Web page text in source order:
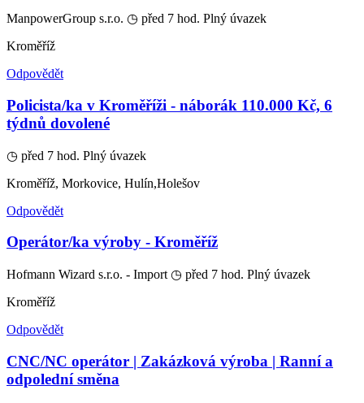
ManpowerGroup s.r.o. ◷ před 7 hod. Plný úvazek
Kroměříž
Odpovědět
Policista/ka v Kroměříži - náborák 110.000 Kč, 6
týdnů dovolené
◷ před 7 hod. Plný úvazek
Kroměříž, Morkovice, Hulín,Holešov
Odpovědět
Operátor/ka výroby - Kroměříž
Hofmann Wizard s.r.o. - Import ◷ před 7 hod. Plný úvazek
Kroměříž
Odpovědět
CNC/NC operátor | Zakázková výroba | Ranní a
odpolední směna